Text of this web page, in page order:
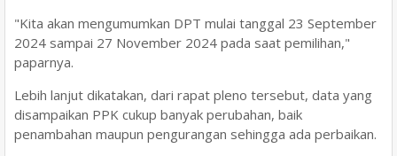
"Kita akan mengumumkan DPT mulai tanggal 23 September
2024 sampai 27 November 2024 pada saat pemilihan,"
paparnya.
Lebih lanjut dikatakan, dari rapat pleno tersebut, data yang
disampaikan PPK cukup banyak perubahan, baik
penambahan maupun pengurangan sehingga ada perbaikan.